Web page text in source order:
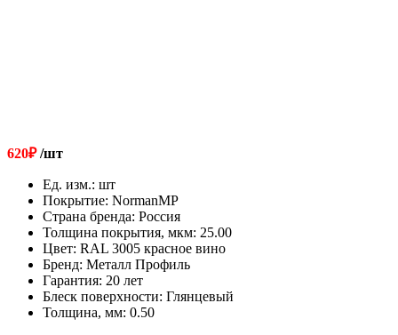
620₽/шт
Ед. изм.: шт
Покрытие: NormanMP
Страна бренда: Россия
Толщина покрытия, мкм: 25.00
Цвет: RAL 3005 красное вино
Бренд: Металл Профиль
Гарантия: 20 лет
Блеск поверхности: Глянцевый
Толщина, мм: 0.50